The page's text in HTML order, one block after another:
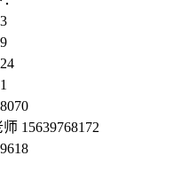
15639768172